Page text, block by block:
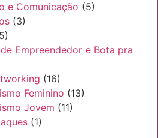
e Comunicação (5)
(3)
Empreendedor e Bota pra
(16)
Feminino (13)
Jovem (11)
(1)